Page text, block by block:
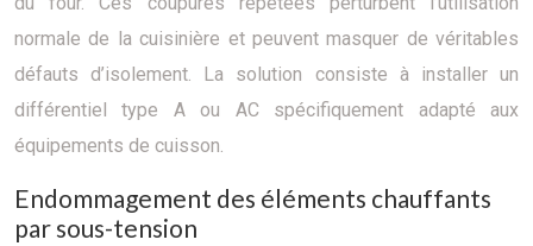
normale de la cuisinière et peuvent masquer de véritables
défauts d’isolement. La solution consiste à installer un
différentiel type A ou AC spécifiquement adapté aux
équipements de cuisson.
Endommagement des éléments chauffants
par sous-tension